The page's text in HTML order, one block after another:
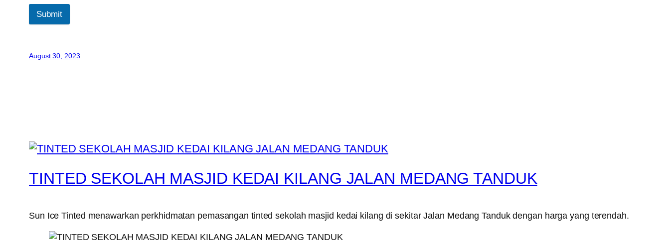
Submit
August 30, 2023
TINTED SEKOLAH MASJID KEDAI KILANG JALAN MEDANG TANDUK
Sun Ice Tinted menawarkan perkhidmatan pemasangan tinted sekolah masjid kedai kilang di sekitar Jalan Medang Tanduk dengan harga yang terendah.